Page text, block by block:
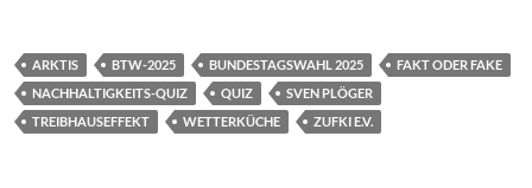
ARKTIS BTW-2025 BUNDESTAGSWAHL 2025
FAKT ODER FAKE
NACHHALTIGKEITS-QUIZ
QUIZ
SVEN PLÖGER
TREIBHAUSEFFEKT
WETTERKÜCHE ZUFKI E.V.